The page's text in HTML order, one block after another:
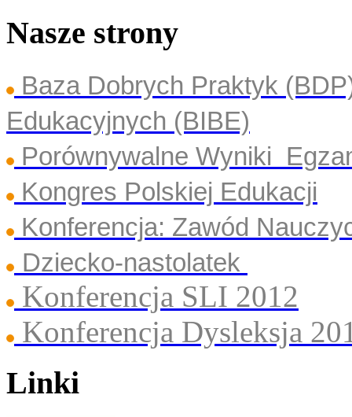
Nasze strony
Baza Dobrych Praktyk
Edukacyjnych (BIBE)
Porównywalne Wyniki
Kongres Polskiej Edukacji
Konferencja: Zawód
Dziecko-nastolatek
Konferencja SLI 2012
Konferencja Dysleksja
Linki